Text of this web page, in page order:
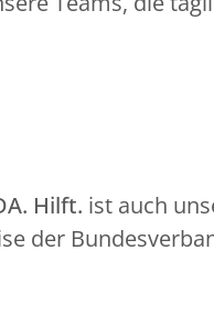
Hilft. ist auch
der